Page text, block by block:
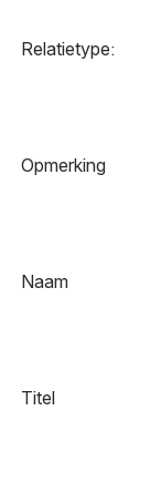
Relatietype:
Opmerking
Naam
Titel